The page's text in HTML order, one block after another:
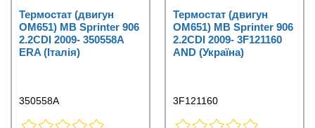
Термостат (двигун
OM651) MB Sprinter 906
2.2CDI 2009- 350558A
ERA (Італія)
350558A
Термостат (двигун
OM651) MB Sprinter 906
2.2CDI 2009- 3F121160
AND (Україна)
3F121160